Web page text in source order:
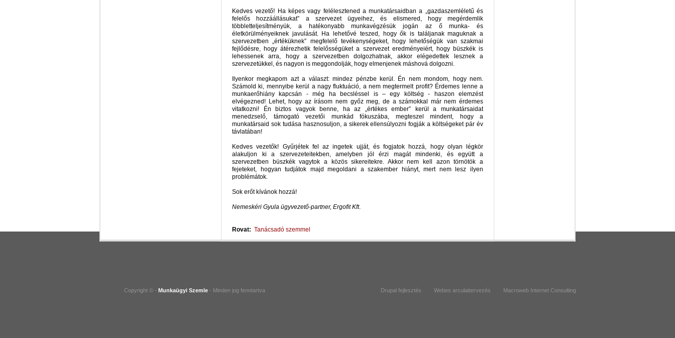
Kedves vezető! Ha képes vagy felélesztened a munkatársaidban a „gazdaszemléletű és
felelős hozzáállásukat” a szervezet ügyeihez, és elismered, hogy megérdemlik
többletteljesítményük, a hatékonyabb munkavégzésük jogán az ő munka- és
életkörülményeiknek javulását. Ha lehetővé teszed, hogy ők is találjanak maguknak a
szervezetben „értéküknek” megfelelő tevékenységeket, hogy lehetőségük van szakmai
fejlődésre, hogy átérezhetik felelősségüket a szervezet eredményeiért, hogy büszkék is
lehessenek arra, hogy a szervezetben dolgozhatnak, akkor elégedettek lesznek a
szervezetükkel, és nagyon is meggondolják, hogy elmenjenek máshová dolgozni.
Ilyenkor megkapom azt a választ: mindez pénzbe kerül. Én nem mondom, hogy nem.
Számold ki, mennyibe kerül a nagy fluktuáció, a nem megtermelt profit? Érdemes lenne a
munkaerőhiány kapcsán - még ha becsléssel is – egy költség - haszon elemzést
elvégezned! Lehet, hogy az írásom nem győz meg, de a számokkal már nem érdemes
vitatkozni! Én biztos vagyok benne, ha az „értékes ember” kerül a munkatársaidat
menedzselő, támogató vezetői munkád fókuszába, megteszel mindent, hogy a
munkatársaid sok tudása hasznosuljon, a sikerek ellensúlyozni fogják a költségeket pár év
távlatában!
Kedves vezetők! Gyűrjétek fel az ingetek ujját, és fogjatok hozzá, hogy olyan légkör
alakuljon ki a szervezeteitekben, amelyben jól érzi magát mindenki, és együtt a
szervezetben büszkék vagytok a közös sikereitekre. Akkor nem kell azon törnötök a
fejeteket, hogyan tudjátok majd megoldani a szakember hiányt, mert nem lesz ilyen
problémátok.
Sok erőt kívánok hozzá!
Nemeskéri Gyula ügyvezető-partner, Ergofit Kft.
Rovat: Tanácsadó szemmel
Copyright © - Munkaügyi Szemle - Minden jog fenntartva Drupal fejlesztés Webes arculattervezés Macroweb Internet Consulting